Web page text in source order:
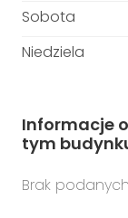
Sobota
Niedziela
Informacje
tym
Brak